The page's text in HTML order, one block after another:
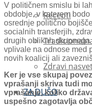
Recepti
Zdravi
ZA DUŠO
V političnem smislu bi
obdobje, v katerem
osrednje politično
socialnih transferjih,
drugih oblikah
vplivale na odnose med
novih koalicij ali
Ker je vse skupaj
vprašanji skriva tudi
vprašanje, koliko
uspešno zagotavlja